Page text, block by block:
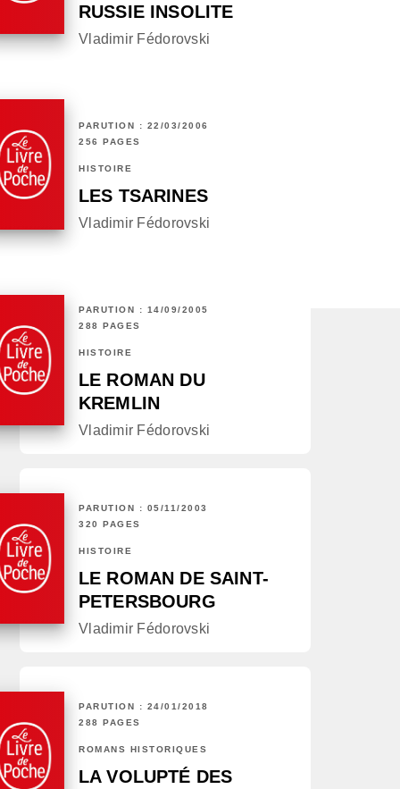
RUSSIE INSOLITE
Vladimir Fédorovski
PARUTION : 22/03/2006
256 PAGES
HISTOIRE
LES TSARINES
Vladimir Fédorovski
PARUTION : 14/09/2005
288 PAGES
HISTOIRE
LE ROMAN DU
KREMLIN
Vladimir Fédorovski
PARUTION : 05/11/2003
320 PAGES
HISTOIRE
LE ROMAN DE SAINT-
PETERSBOURG
Vladimir Fédorovski
PARUTION : 24/01/2018
288 PAGES
ROMANS HISTORIQUES
LA VOLUPTÉ DES